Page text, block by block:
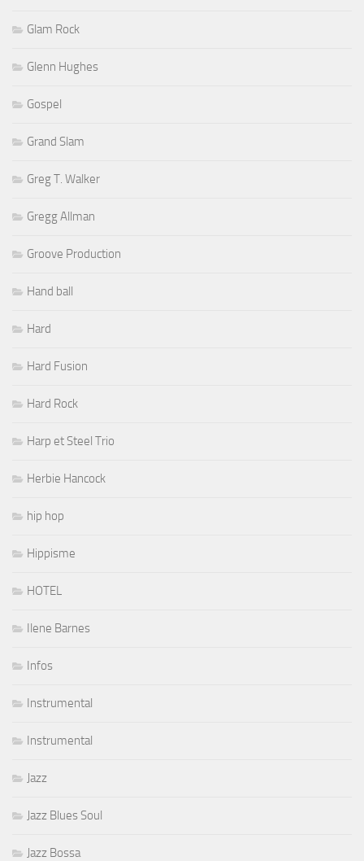
Glam Rock
Glenn Hughes
Gospel
Grand Slam
Greg T. Walker
Gregg Allman
Groove Production
Hand ball
Hard
Hard Fusion
Hard Rock
Harp et Steel Trio
Herbie Hancock
hip hop
Hippisme
HOTEL
Ilene Barnes
Infos
Instrumental
Instrumental
Jazz
Jazz Blues Soul
Jazz Bossa